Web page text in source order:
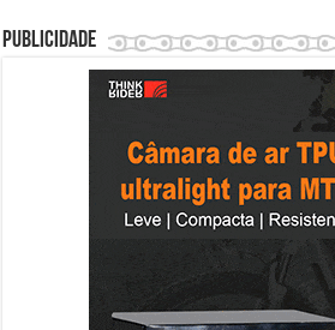
Publicidade